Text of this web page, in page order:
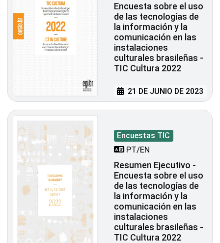
Encuesta sobre el uso
de las tecnologías de
la información y la
comunicación en las
instalaciones
culturales brasileñas -
TIC Cultura 2022
21 DE JUNIO DE 2023
Encuestas TIC
PT/EN
Resumen Ejecutivo -
Encuesta sobre el uso
de las tecnologías de
la información y la
comunicación en las
instalaciones
culturales brasileñas -
TIC Cultura 2022